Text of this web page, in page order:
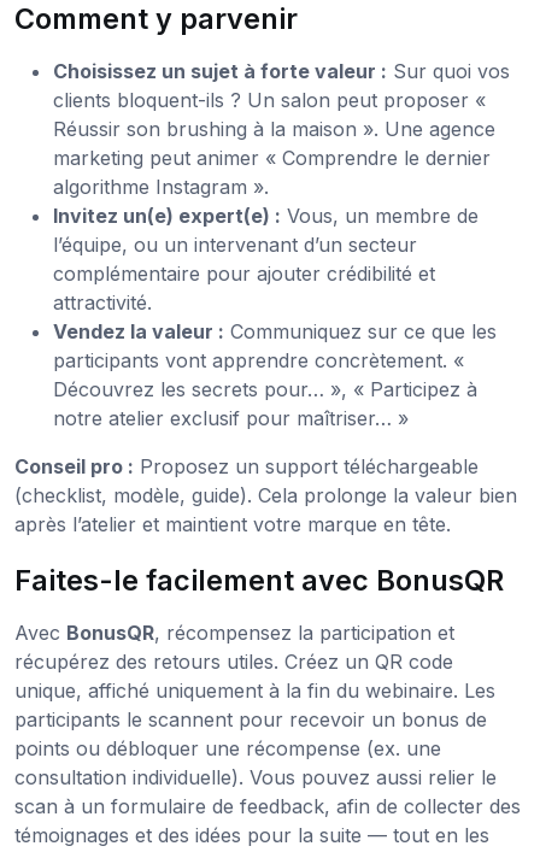
Comment y parvenir
Choisissez un sujet à forte valeur : Sur quoi vos
clients bloquent-ils ? Un salon peut proposer «
Réussir son brushing à la maison ». Une agence
marketing peut animer « Comprendre le dernier
algorithme Instagram ».
Invitez un(e) expert(e) : Vous, un membre de
l’équipe, ou un intervenant d’un secteur
complémentaire pour ajouter crédibilité et
attractivité.
Vendez la valeur : Communiquez sur ce que les
participants vont apprendre concrètement. «
Découvrez les secrets pour… », « Participez à
notre atelier exclusif pour maîtriser… »
Conseil pro : Proposez un support téléchargeable
(checklist, modèle, guide). Cela prolonge la valeur bien
après l’atelier et maintient votre marque en tête.
Faites-le facilement avec BonusQR
Avec BonusQR, récompensez la participation et
récupérez des retours utiles. Créez un QR code
unique, affiché uniquement à la fin du webinaire. Les
participants le scannent pour recevoir un bonus de
points ou débloquer une récompense (ex. une
consultation individuelle). Vous pouvez aussi relier le
scan à un formulaire de feedback, afin de collecter des
témoignages et des idées pour la suite — tout en les